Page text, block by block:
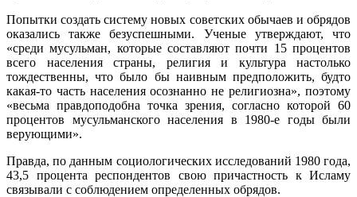
Попытки создать систему новых советских обычаев и обрядов
оказались также безуспешными. Ученые утверждают, что
«среди мусульман, которые составляют почти 15 процентов
всего населения страны, религия и культура настолько
тождественны, что было бы наивным предположить, будто
какая-то часть населения осознанно не религиозна», поэтому
«весьма правдоподобна точка зрения, согласно которой 60
процентов мусульманского населения в 1980-е годы были
верующими».
Правда, по данным социологических исследований 1980 года,
43,5 процента респондентов свою причастность к Исламу
связывали с соблюдением определенных обрядов.